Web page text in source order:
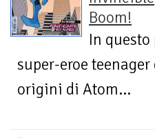
Boom!
In
super-eroe
origini di Atom...